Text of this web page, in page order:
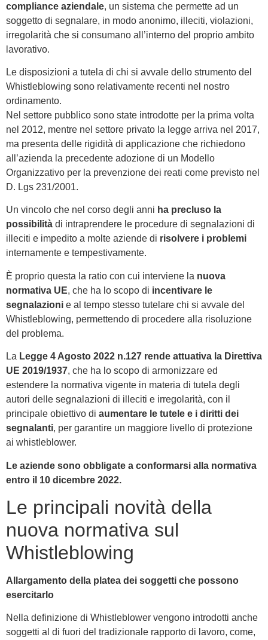
compliance aziendale, un sistema che permette ad un
soggetto di segnalare, in modo anonimo, illeciti, violazioni,
irregolarità che si consumano all’interno del proprio ambito
lavorativo.
Le disposizioni a tutela di chi si avvale dello strumento del
Whistleblowing sono relativamente recenti nel nostro
ordinamento.
Nel settore pubblico sono state introdotte per la prima volta
nel 2012, mentre nel settore privato la legge arriva nel 2017,
ma presenta delle rigidità di applicazione che richiedono
all’azienda la precedente adozione di un Modello
Organizzativo per la prevenzione dei reati come previsto nel
D. Lgs 231/2001.
Un vincolo che nel corso degli anni ha precluso la
possibilità di intraprendere le procedure di segnalazioni di
illeciti e impedito a molte aziende di risolvere i problemi
internamente e tempestivamente.
È proprio questa la ratio con cui interviene la nuova
normativa UE, che ha lo scopo di incentivare le
segnalazioni e al tempo stesso tutelare chi si avvale del
Whistleblowing, permettendo di procedere alla risoluzione
del problema.
La Legge 4 Agosto 2022 n.127 rende attuativa la Direttiva
UE 2019/1937, che ha lo scopo di armonizzare ed
estendere la normativa vigente in materia di tutela degli
autori delle segnalazioni di illeciti e irregolarità, con il
principale obiettivo di aumentare le tutele e i diritti dei
segnalanti, per garantire un maggiore livello di protezione
ai whistleblower.
Le aziende sono obbligate a conformarsi alla normativa
entro il 10 dicembre 2022.
Le principali novità della
nuova normativa sul
Whistleblowing
Allargamento della platea dei soggetti che possono
esercitarlo
Nella definizione di Whistleblower vengono introdotti anche
soggetti al di fuori del tradizionale rapporto di lavoro, come,